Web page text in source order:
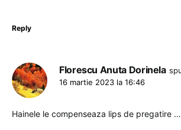
Reply
Florescu Anuta Dorinela
16 martie 2023 la 16:46
Hainele le compenseaza lips de pregatire …